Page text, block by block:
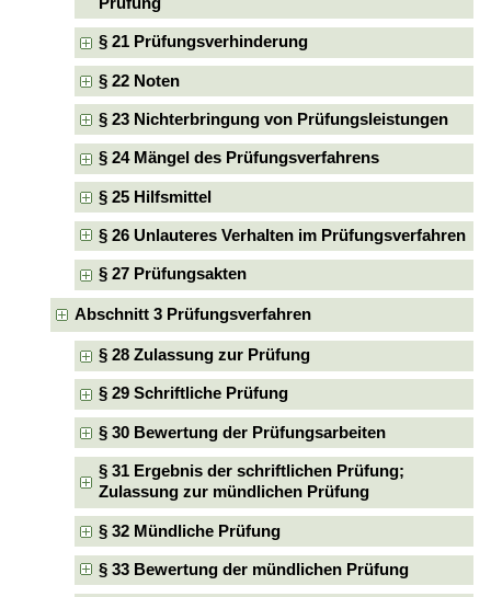
§ 21 Prüfungsverhinderung
§ 22 Noten
§ 23 Nichterbringung von Prüfungsleistungen
§ 24 Mängel des Prüfungsverfahrens
§ 25 Hilfsmittel
§ 26 Unlauteres Verhalten im Prüfungsverfahren
§ 27 Prüfungsakten
Abschnitt 3 Prüfungsverfahren
§ 28 Zulassung zur Prüfung
§ 29 Schriftliche Prüfung
§ 30 Bewertung der Prüfungsarbeiten
§ 31 Ergebnis der schriftlichen Prüfung;
Zulassung zur mündlichen Prüfung
§ 32 Mündliche Prüfung
§ 33 Bewertung der mündlichen Prüfung